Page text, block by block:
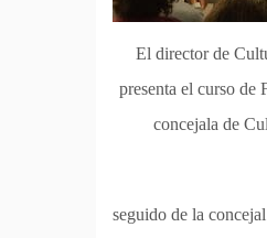
El director de
presenta el curso de
concejala de
seguido de la